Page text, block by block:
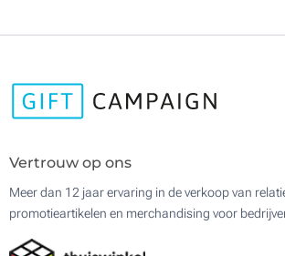
Vertrouw op ons
Meer dan 12 jaar ervaring in de verkoop van
promotieartikelen en merchandising voor